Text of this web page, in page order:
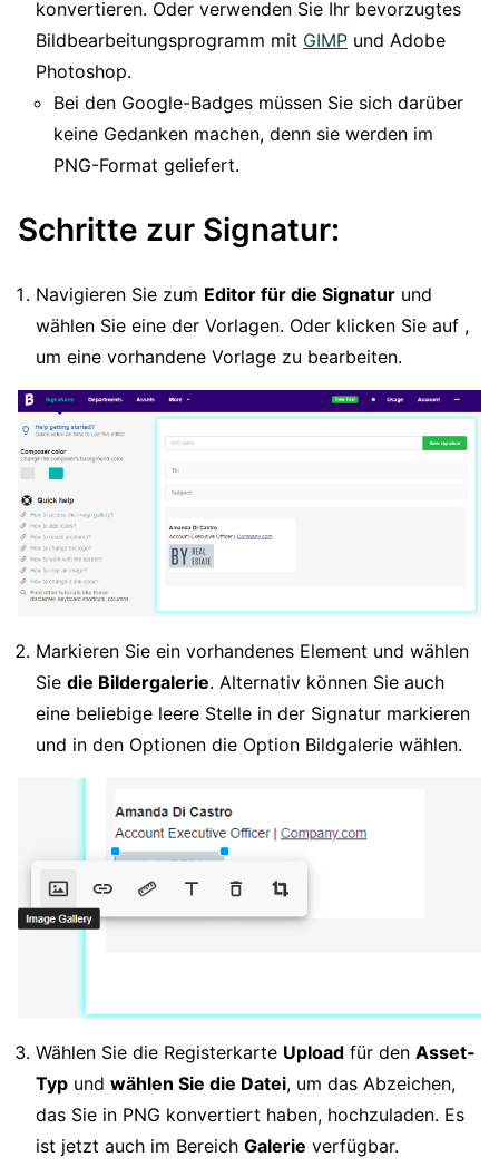
konvertieren. Oder verwenden Sie Ihr bevorzugtes
Bildbearbeitungsprogramm mit GIMP und Adobe
Photoshop.
Bei den Google-Badges müssen Sie sich darüber
keine Gedanken machen, denn sie werden im
PNG-Format geliefert.
Schritte zur Signatur:
Navigieren Sie zum Editor für die Signatur und
wählen Sie eine der Vorlagen. Oder klicken Sie auf ,
um eine vorhandene Vorlage zu bearbeiten.
Markieren Sie ein vorhandenes Element und wählen
Sie die Bildergalerie. Alternativ können Sie auch
eine beliebige leere Stelle in der Signatur markieren
und in den Optionen die Option Bildgalerie wählen.
Wählen Sie die Registerkarte Upload für den Asset-
Typ und wählen Sie die Datei, um das Abzeichen,
das Sie in PNG konvertiert haben, hochzuladen. Es
ist jetzt auch im Bereich Galerie verfügbar.